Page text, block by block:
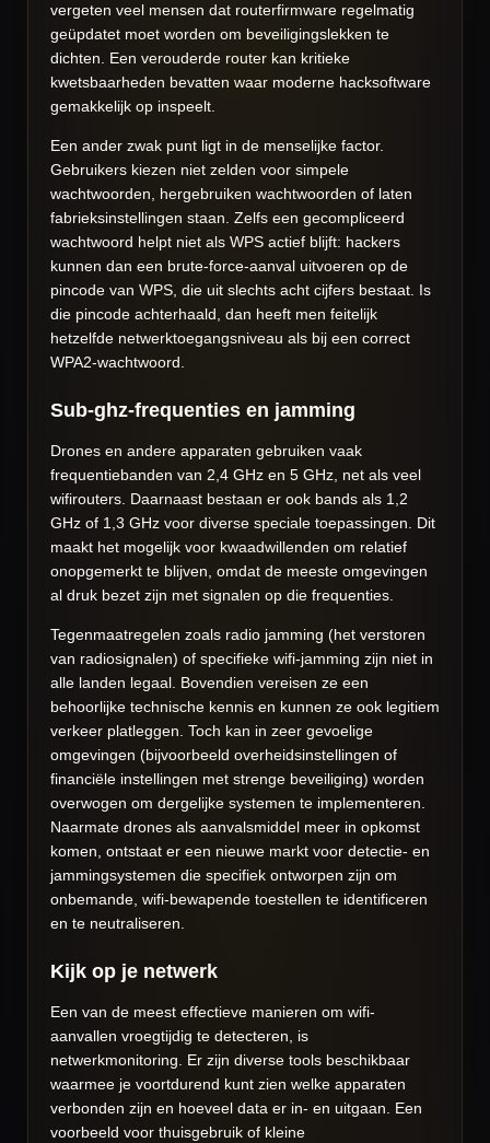
vergeten veel mensen dat routerfirmware regelmatig
geüpdatet moet worden om beveiligingslekken te
dichten. Een verouderde router kan kritieke
kwetsbaarheden bevatten waar moderne hacksoftware
gemakkelijk op inspeelt.
Een ander zwak punt ligt in de menselijke factor.
Gebruikers kiezen niet zelden voor simpele
wachtwoorden, hergebruiken wachtwoorden of laten
fabrieksinstellingen staan. Zelfs een gecompliceerd
wachtwoord helpt niet als WPS actief blijft: hackers
kunnen dan een brute-force-aanval uitvoeren op de
pincode van WPS, die uit slechts acht cijfers bestaat. Is
die pincode achterhaald, dan heeft men feitelijk
hetzelfde netwerktoegangsniveau als bij een correct
WPA2-wachtwoord.
Sub-ghz-frequenties en jamming
Drones en andere apparaten gebruiken vaak
frequentiebanden van 2,4 GHz en 5 GHz, net als veel
wifirouters. Daarnaast bestaan er ook bands als 1,2
GHz of 1,3 GHz voor diverse speciale toepassingen. Dit
maakt het mogelijk voor kwaadwillenden om relatief
onopgemerkt te blijven, omdat de meeste omgevingen
al druk bezet zijn met signalen op die frequenties.
Tegenmaatregelen zoals radio jamming (het verstoren
van radiosignalen) of specifieke wifi-jamming zijn niet in
alle landen legaal. Bovendien vereisen ze een
behoorlijke technische kennis en kunnen ze ook legitiem
verkeer platleggen. Toch kan in zeer gevoelige
omgevingen (bijvoorbeeld overheidsinstellingen of
financiële instellingen met strenge beveiliging) worden
overwogen om dergelijke systemen te implementeren.
Naarmate drones als aanvalsmiddel meer in opkomst
komen, ontstaat er een nieuwe markt voor detectie- en
jammingsystemen die specifiek ontworpen zijn om
onbemande, wifi-bewapende toestellen te identificeren
en te neutraliseren.
Kijk op je netwerk
Een van de meest effectieve manieren om wifi-
aanvallen vroegtijdig te detecteren, is
netwerkmonitoring. Er zijn diverse tools beschikbaar
waarmee je voortdurend kunt zien welke apparaten
verbonden zijn en hoeveel data er in- en uitgaan. Een
voorbeeld voor thuisgebruik of kleine